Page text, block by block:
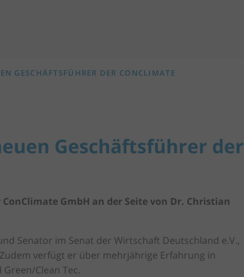
GESCHÄFTSFÜHRER DER CONCLIMATE
Geschäftsführer der
GmbH an der Seite von Dr. Christian
Senator im Senat der Wirtschaft Deutschland e.V.,
verfügt er über mehrjährige Erfahrung in
Clean Tec.